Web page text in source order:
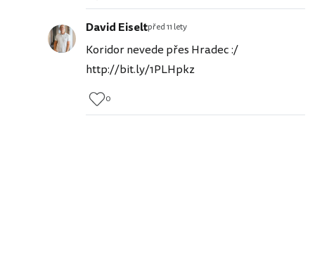
David Eiseltpřed 11 lety
Koridor nevede přes Hradec :/
http://bit.ly/1PLHpkz
0